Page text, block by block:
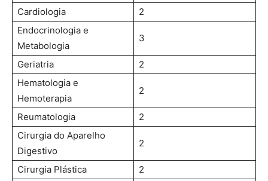
Cardiologia
2
Endocrinologia e
Metabologia
3
Geriatria
2
Hematologia e
Hemoterapia
2
Reumatologia
2
Cirurgia do Aparelho
Digestivo
2
Cirurgia Plástica
2